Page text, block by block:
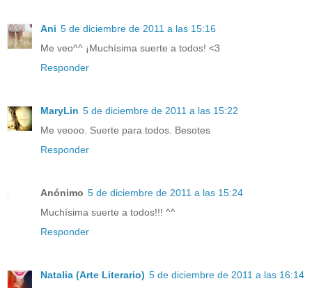
Ani 5 de diciembre de 2011 a las 15:16
Me veo^^ ¡Muchísima suerte a todos! <3
Responder
MaryLin 5 de diciembre de 2011 a las 15:22
Me veooo. Suerte para todos. Besotes
Responder
Anónimo 5 de diciembre de 2011 a las 15:24
Muchísima suerte a todos!!! ^^
Responder
Natalia (Arte Literario) 5 de diciembre de 2011 a las 16:14